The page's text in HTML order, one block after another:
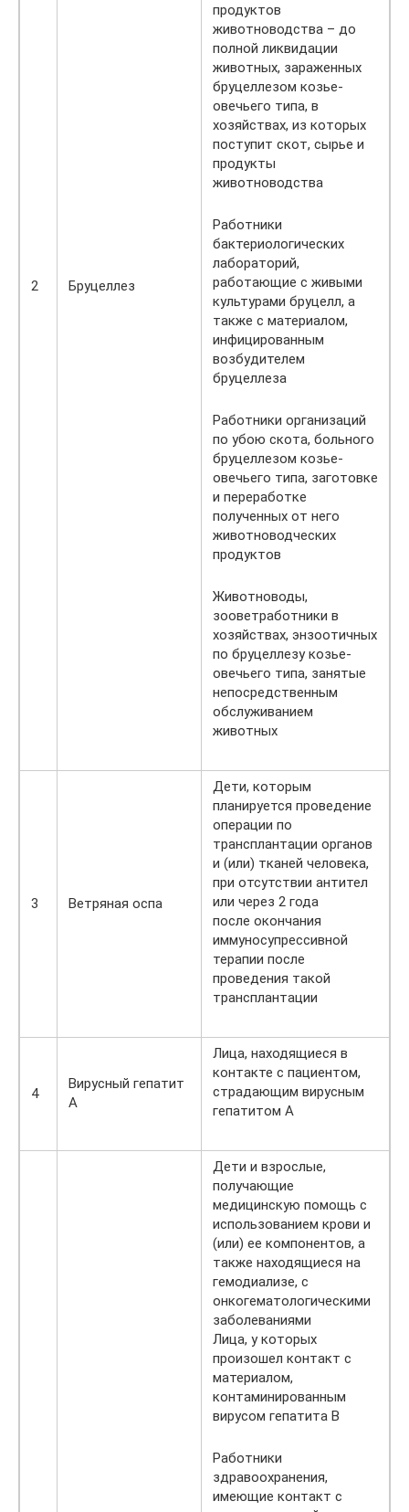
2 Бруцеллез
продуктов
животноводства – до
полной ликвидации
животных, зараженных
бруцеллезом козье-
овечьего типа, в
хозяйствах, из которых
поступит скот, сырье и
продукты
животноводства
Работники
бактериологических
лабораторий,
работающие с живыми
культурами бруцелл, а
также с материалом,
инфицированным
возбудителем
бруцеллеза
Работники организаций
по убою скота, больного
бруцеллезом козье-
овечьего типа, заготовке
и переработке
полученных от него
животноводческих
продуктов
Животноводы,
зооветработники в
хозяйствах, энзоотичных
по бруцеллезу козье-
овечьего типа, занятые
непосредственным
обслуживанием
животных
3 Ветряная оспа
Дети, которым
планируется проведение
операции по
трансплантации органов
и (или) тканей человека,
при отсутствии антител
или через 2 года
после окончания
иммуносупрессивной
терапии после
проведения такой
трансплантации
4
Вирусный гепатит
A
Лица, находящиеся в
контакте с пациентом,
страдающим вирусным
гепатитом A
Дети и взрослые,
получающие
медицинскую помощь с
использованием крови и
(или) ее компонентов, а
также находящиеся на
гемодиализе, с
онкогематологическими
заболеваниями
Лица, у которых
произошел контакт с
материалом,
контаминированным
вирусом гепатита B
Работники
здравоохранения,
имеющие контакт с